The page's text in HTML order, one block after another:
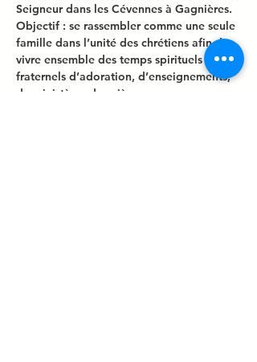
Seigneur dans les Cévennes à Gagnières.
Objectif : se rassembler comme une seule
famille dans l’unité des chrétiens afin de
vivre ensemble des temps spirituels et
fraternels d’adoration, d’enseignements,
de ministères de prière.